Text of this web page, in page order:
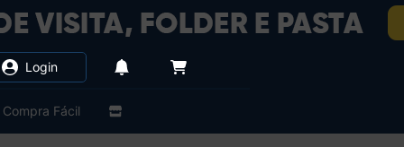
Compra Fácil
Login